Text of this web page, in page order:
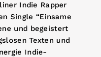
Indie Rapper
Single “Einsame
und begeistert
Texten und
Indie-